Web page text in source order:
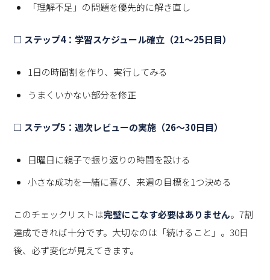
「理解不足」の問題を優先的に解き直し
□ ステップ4：学習スケジュール確立（21〜25日目）
1日の時間割を作り、実行してみる
うまくいかない部分を修正
□ ステップ5：週次レビューの実施（26〜30日目）
日曜日に親子で振り返りの時間を設ける
小さな成功を一緒に喜び、来週の目標を1つ決める
このチェックリストは完璧にこなす必要はありません。7割
達成できれば十分です。大切なのは「続けること」。30日
後、必ず変化が見えてきます。